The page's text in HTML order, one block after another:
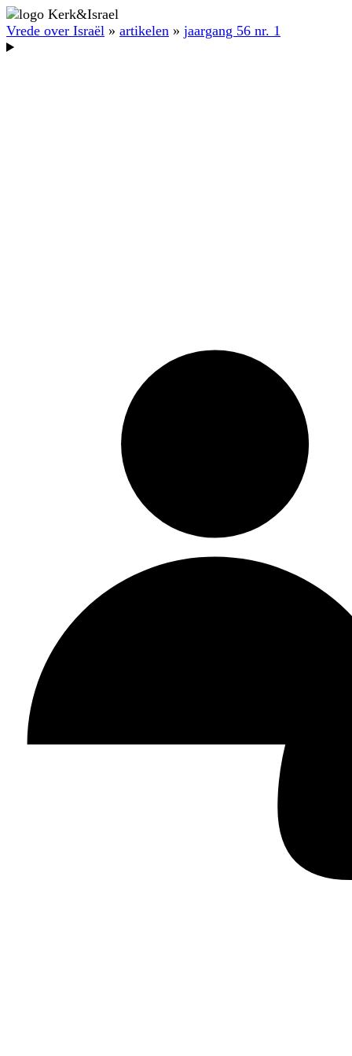
Vrede over Israël » artikelen » jaargang 56 nr. 1